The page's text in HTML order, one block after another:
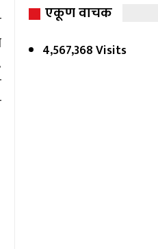
एकूण वाचक
4,567,368 Visits